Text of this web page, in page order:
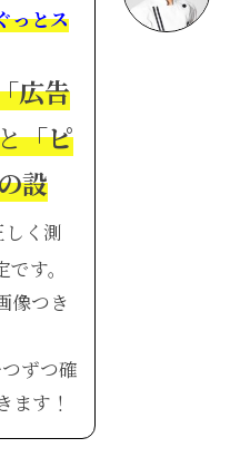
っとス
広告
「ピ
設
く測
す。
像つき
ずつ確
ます！